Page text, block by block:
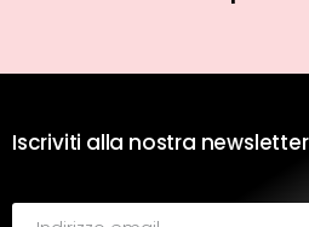
Iscriviti alla nostra